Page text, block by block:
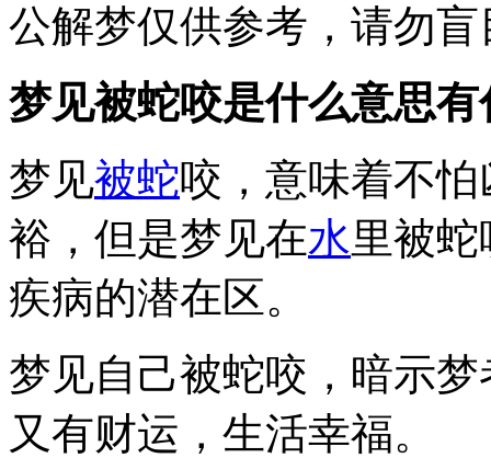
公解梦仅供参考，请勿盲
梦见被蛇咬是什么意思
梦见被蛇咬，意味着不
裕，但是梦见在水里被
疾病的潜在区。
梦见自己被蛇咬，暗示
又有财运，生活幸福。